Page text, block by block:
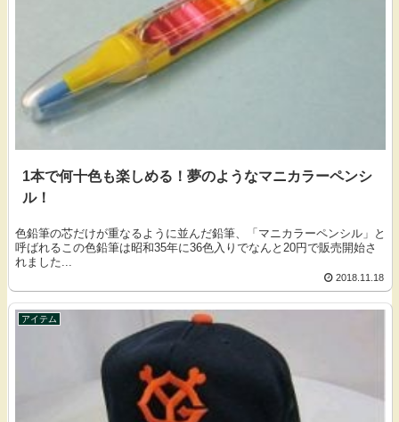
1本で何十色も楽しめる！夢のようなマニカラーペンシ
ル！
色鉛筆の芯だけが重なるように並んだ鉛筆、「マニカラーペンシル」と
呼ばれるこの色鉛筆は昭和35年に36色入りでなんと20円で販売開始さ
れました...
2018.11.18
アイテム